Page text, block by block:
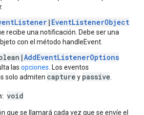
| EventListenerObject
recibe una notificación. Debe ser una
con el método handleEvent.
AddEventListenerOptions
las opciones . Los eventos
solo admiten capture y passive
void
que se llamará cada vez que se envíe el